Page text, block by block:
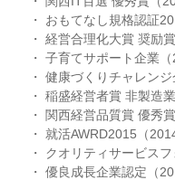
・ おもてなし規格認証
・ 経営合理化大賞 奨励
・ 子育てサポート企業
・ 健康づくりチャレン
・ 稲盛経営者賞 非製造
・ 関西経営品質賞 優秀
・ 就活AWRD2015（
・ クオリティサービス
・ 優良成長企業認定（